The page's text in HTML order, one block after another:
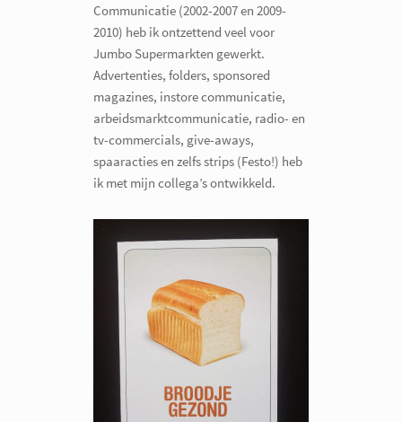
Communicatie (2002-2007 en 2009-
2010) heb ik ontzettend veel voor
Jumbo Supermarkten gewerkt.
Advertenties, folders, sponsored
magazines, instore communicatie,
arbeidsmarktcommunicatie, radio- en
tv-commercials, give-aways,
spaaracties en zelfs strips (Festo!) heb
ik met mijn collega’s ontwikkeld.